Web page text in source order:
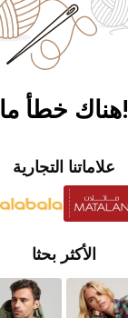
!هناك خطأ ما
علاماتنا التجارية
الأكثر بحثا